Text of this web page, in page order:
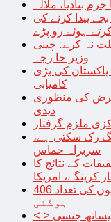
بنادیا، ملالہ
پیدا کرنے کی
کرتے ہوئے رو پڑے
نہ کرے: چینی
وزیر خا رجہ
پاکستان کی بڑی
کامیابی
قرض کی منظوری
دیدی
ملزم گرفتار
رک سکتی ہے،
سربراہ حماس
کے نتائج کا
کرینگے، امریکا
غزہ کے آپریشن میں ہلاک اسرائیلی فوجیوں کی تعداد 406
ہوگئی
< > اسرائیلی فوج نے جیل میں فلسطینی بچے کیساتھ جنسی